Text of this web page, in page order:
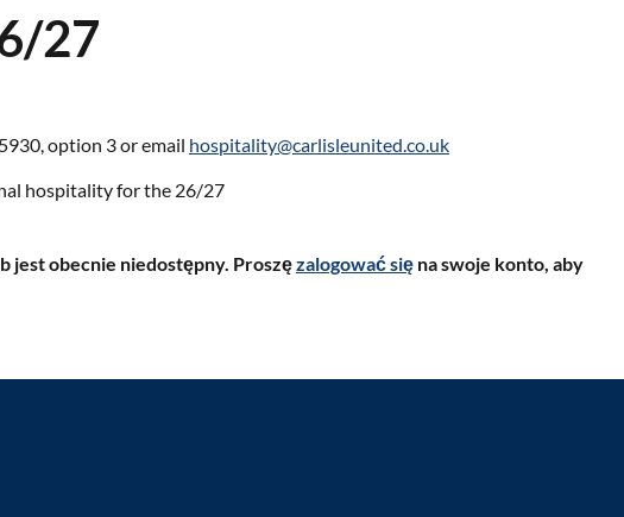
27
option 3 or email hospitality@carlisleunited.co.uk
hospitality for the 26/27
jest obecnie niedostępny. Proszęzalogować się na swoje konto, aby